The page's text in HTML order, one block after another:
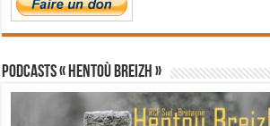
PODCASTS « Hentoù Breizh »